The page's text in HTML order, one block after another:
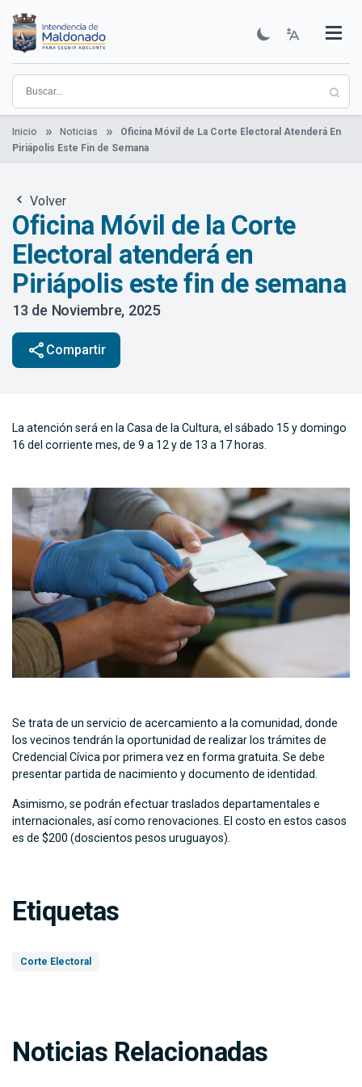
contenido
principal
Institucional
Municipios
Descubre Maldonado
Comunicación
Servicios
Guía De Trámites
Ver Noticias
Inicio Noticias
Oficina Móvil de La Corte Electoral Atenderá En
Piriápolis Este Fin de Semana
Volver
Oficina Móvil de la Corte
Electoral atenderá en
Piriápolis este fin de semana
13 de Noviembre, 2025
share Compartir
La atención será en la Casa de la Cultura, el sábado 15 y domingo
16 del corriente mes, de 9 a 12 y de 13 a 17 horas.
Se trata de un servicio de acercamiento a la comunidad, donde
los vecinos tendrán la oportunidad de realizar los trámites de
Credencial Cívica por primera vez en forma gratuita. Se debe
presentar partida de nacimiento y documento de identidad.
Asimismo, se podrán efectuar traslados departamentales e
internacionales, así como renovaciones. El costo en estos casos
es de $200 (doscientos pesos uruguayos).
Etiquetas
Corte Electoral
Noticias Relacionadas